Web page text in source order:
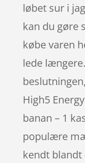
løbet sur i
kan du gøre
købe varen
lede
High5
banan – 1
populære
kendt blandt